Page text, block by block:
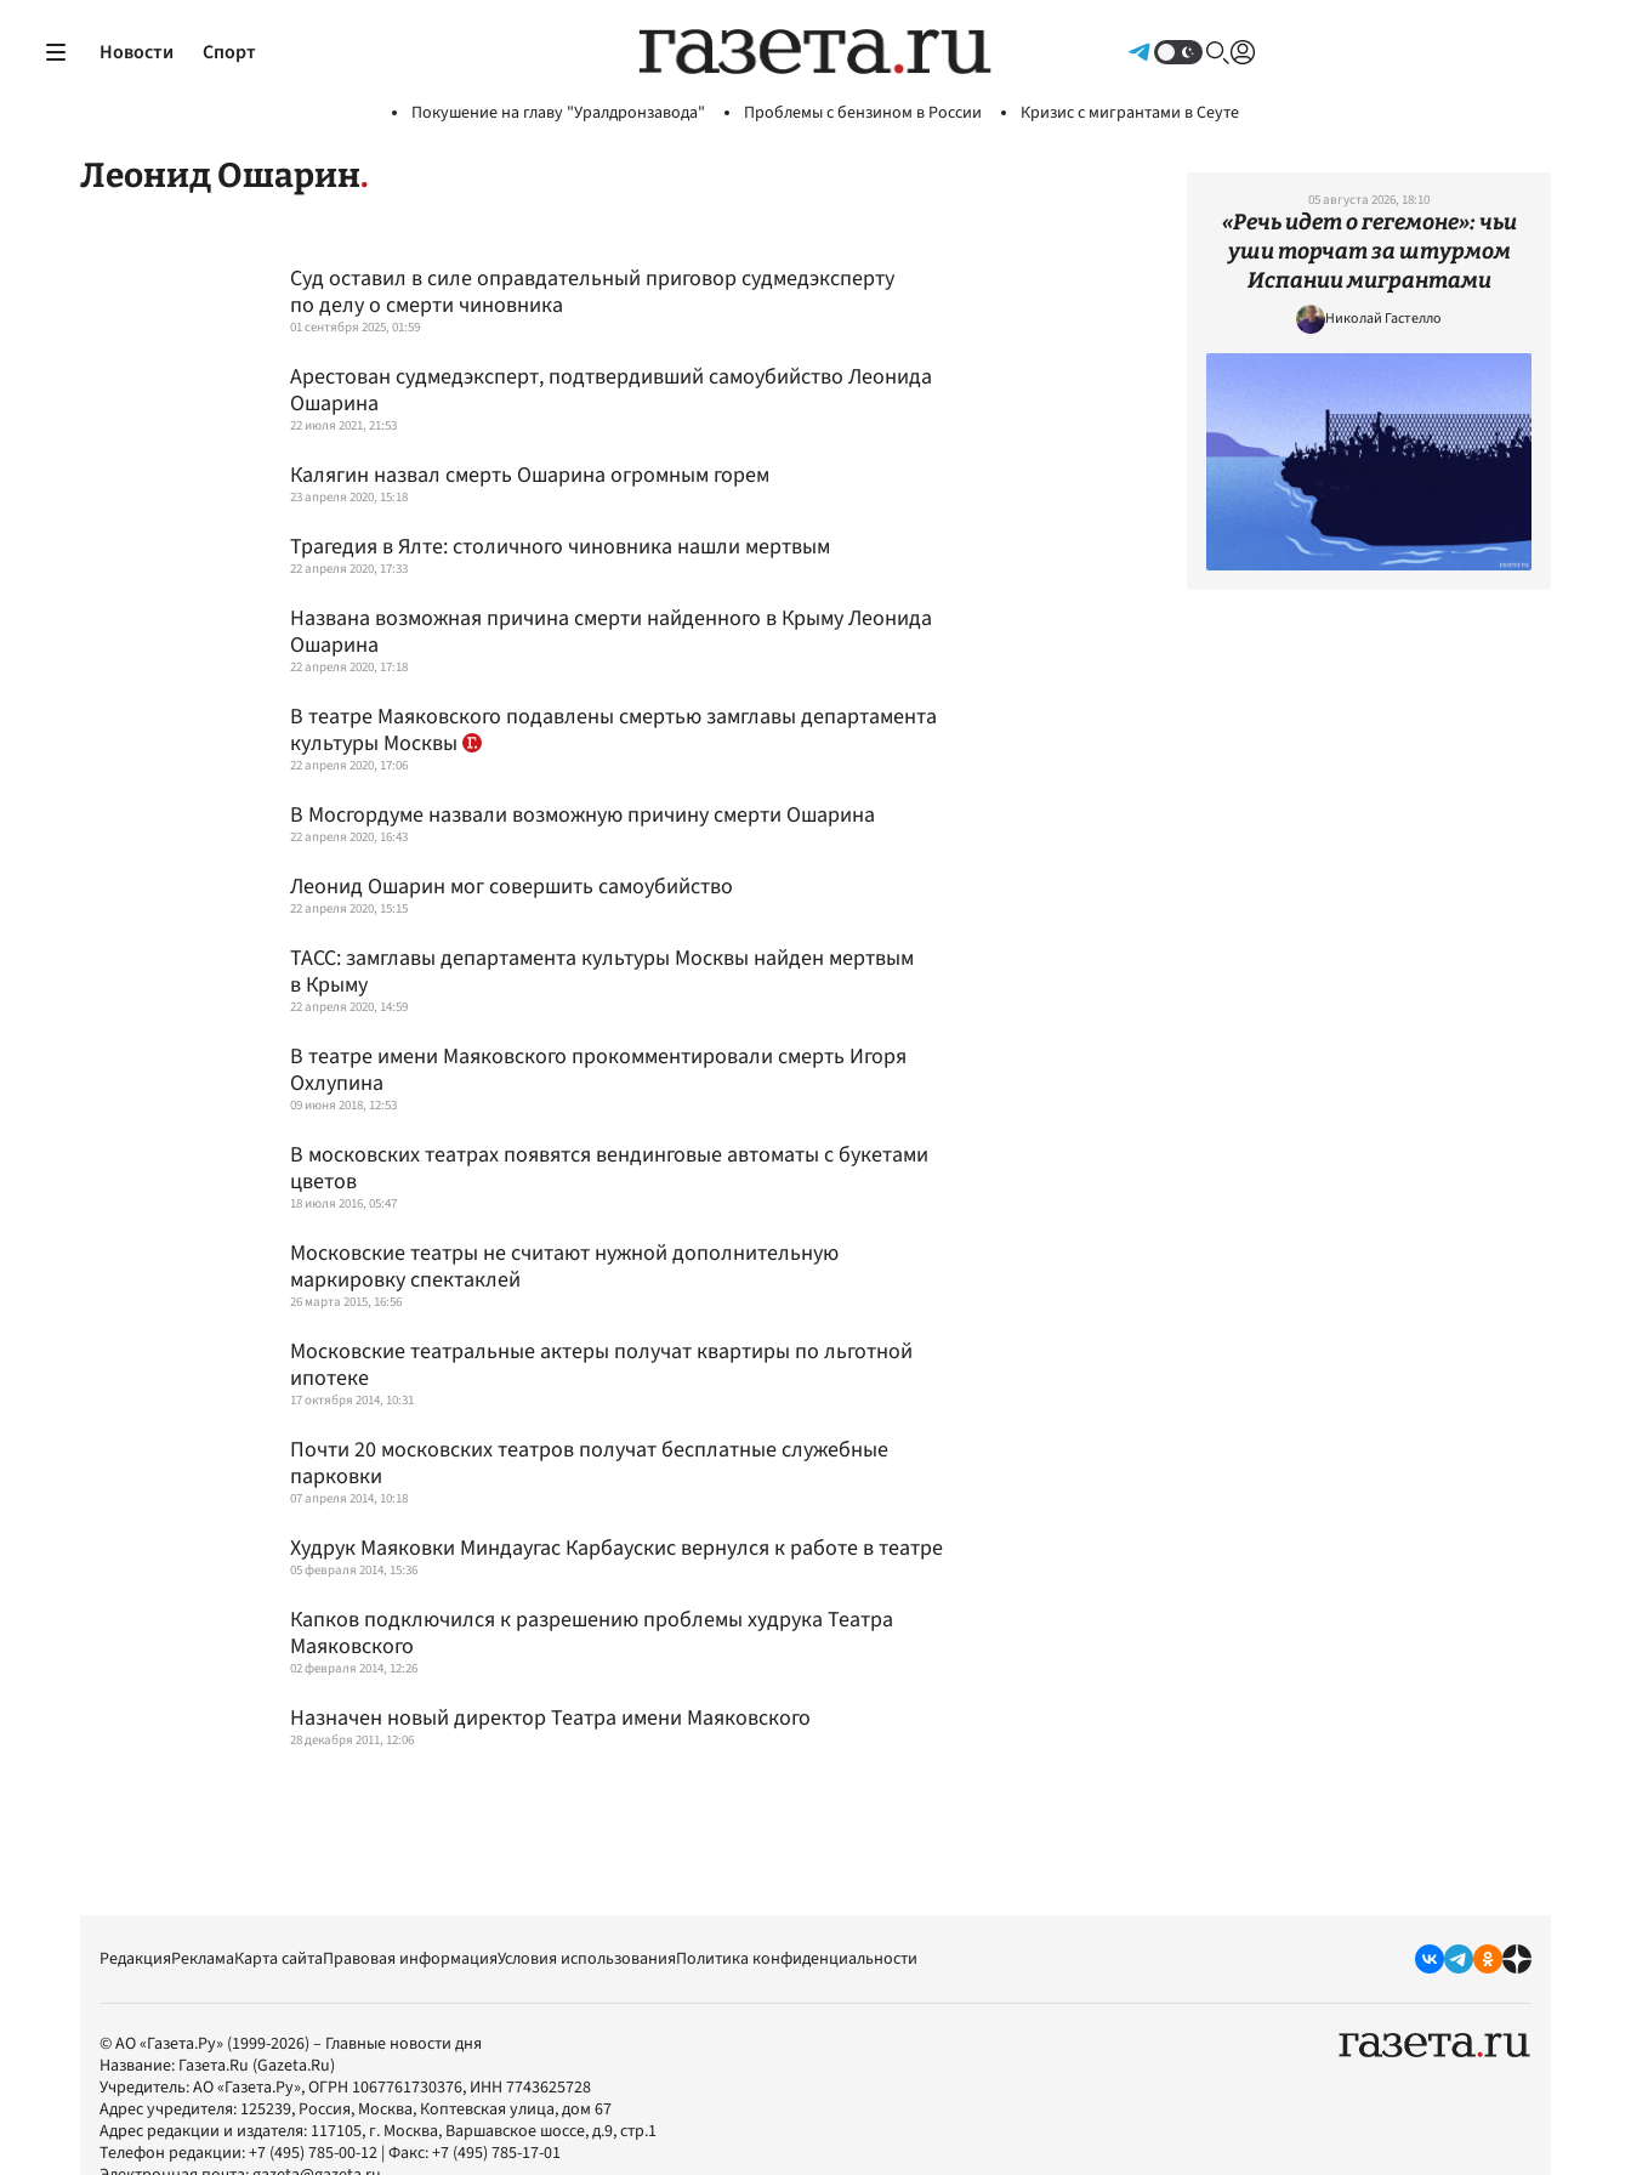
Новости Спорт
Покушение на главу "Уралдронзавода" Проблемы с бензином в России Кризис с мигрантами в Сеуте
Леонид Ошарин
Суд оставил в силе оправдательный приговор судмедэксперту
по делу о смерти чиновника
01 сентября 2025, 01:59
Арестован судмедэксперт, подтвердивший самоубийство Леонида
Ошарина
22 июля 2021, 21:53
Калягин назвал смерть Ошарина огромным горем
23 апреля 2020, 15:18
Трагедия в Ялте: столичного чиновника нашли мертвым
22 апреля 2020, 17:33
Названа возможная причина смерти найденного в Крыму Леонида
Ошарина
22 апреля 2020, 17:18
В театре Маяковского подавлены смертью замглавы департамента
культуры Москвы
22 апреля 2020, 17:06
В Мосгордуме назвали возможную причину смерти Ошарина
22 апреля 2020, 16:43
Леонид Ошарин мог совершить самоубийство
22 апреля 2020, 15:15
ТАСС: замглавы департамента культуры Москвы найден мертвым
в Крыму
22 апреля 2020, 14:59
В театре имени Маяковского прокомментировали смерть Игоря
Охлупина
09 июня 2018, 12:53
В московских театрах появятся вендинговые автоматы с букетами
цветов
18 июля 2016, 05:47
Московские театры не считают нужной дополнительную
маркировку спектаклей
26 марта 2015, 16:56
Московские театральные актеры получат квартиры по льготной
ипотеке
17 октября 2014, 10:31
Почти 20 московских театров получат бесплатные служебные
парковки
07 апреля 2014, 10:18
Худрук Маяковки Миндаугас Карбаускис вернулся к работе в театре
05 февраля 2014, 15:36
Капков подключился к разрешению проблемы худрука Театра
Маяковского
02 февраля 2014, 12:26
Назначен новый директор Театра имени Маяковского
28 декабря 2011, 12:06
05 августа 2026, 18:10
«Речь идет о гегемоне»: чьи
уши торчат за штурмом
Испании мигрантами
Николай Гастелло
РедакцияРекламаКарта сайтаПравовая информацияУсловия использованияПолитика конфиденциальности
© АО «Газета.Ру» (1999-2026) – Главные новости дня
Название: Газета.Ru (Gazeta.Ru)
Учредитель:АО «Газета.Ру», ОГРН 1067761730376, ИНН 7743625728
Адрес учредителя: 125239, Россия, Москва, Коптевская улица, дом 67
Адрес редакции и издателя: 117105, г. Москва, Варшавское шоссе, д.9, стр.1
Телефон редакции:+7 (495) 785-00-12 | Факс:+7 (495) 785-17-01